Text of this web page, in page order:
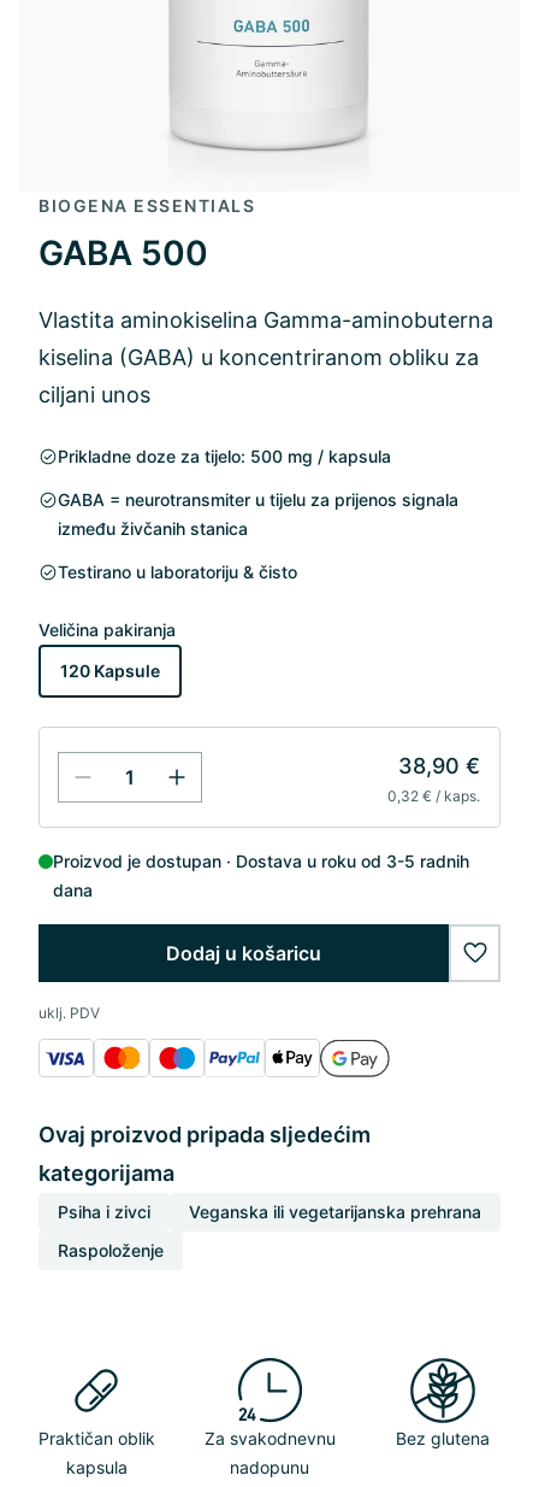
BIOGENA ESSENTIALS
GABA 500
Vlastita aminokiselina Gamma-aminobuterna
kiselina (GABA) u koncentriranom obliku za
ciljani unos
Prikladne doze za tijelo: 500 mg / kapsula
GABA = neurotransmiter u tijelu za prijenos signala
između živčanih stanica
Testirano u laboratoriju & čisto
Veličina pakiranja
120 Kapsule
38,90 €
0,32 € / kaps.
Proizvod je dostupan
Dostava u roku od 3-5 radnih
dana
Dodaj u košaricu
uklj. PDV
Ovaj proizvod pripada sljedećim
kategorijama
Psiha i zivci
Veganska ili vegetarijanska prehrana
Raspoloženje
Praktičan oblik
kapsula
Za svakodnevnu
nadopunu
Bez glutena